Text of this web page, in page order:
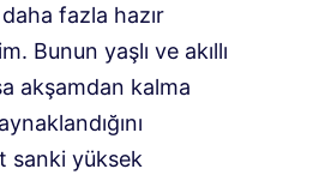
fazla hazır
Bunun yaşlı ve akıllı
akşamdan kalma
sanki yüksek